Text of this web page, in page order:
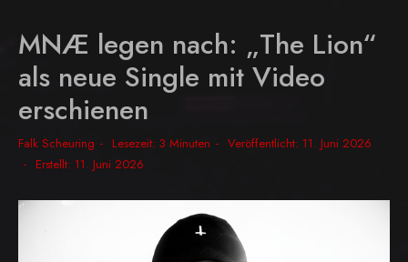
MNÆ legen nach: „The Lion“
als neue Single mit Video
erschienen
Falk Scheuring Lesezeit: 3 Minuten
Veröffentlicht: 11. Juni 2026
Erstellt: 11. Juni 2026